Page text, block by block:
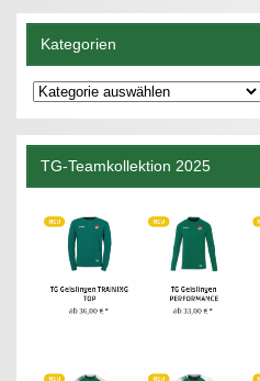
Kategorien
Kategorien
TG-Teamkollektion 2025